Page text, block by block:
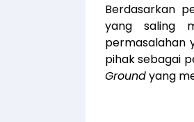
Berdasarkan
yang saling
permasalahan
pihak sebagai
Groundyang